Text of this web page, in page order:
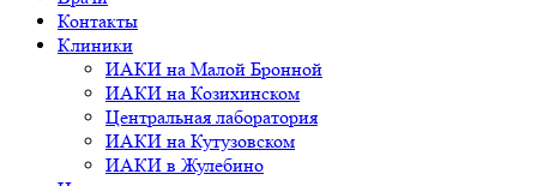
Контакты
Клиники
ИАКИ на Малой Бронной
ИАКИ на Козихинском
Центральная лаборатория
ИАКИ на Кутузовском
ИАКИ в Жулебино